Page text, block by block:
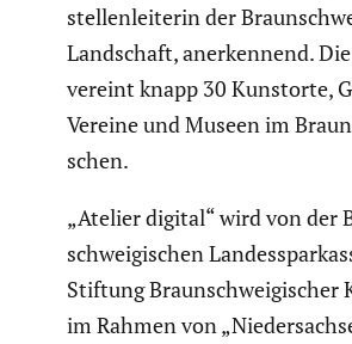
stel­len­lei­terin der
Landschaft, anerken­nend.
vereint knapp 30 Kunstorte,
Vereine und Museen im
schen.
„Atelier digital“ wird von der
schwei­gi­schen
Stiftung Braun­schwei­gi­scher
im Rahmen von